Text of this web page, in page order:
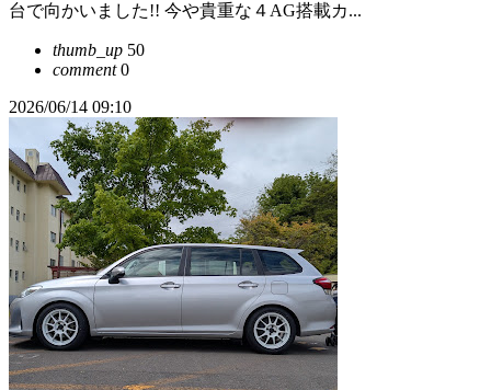
台で向かいました!! 今や貴重な４AG搭載カ...
thumb_up 50
comment0
2026/06/14 09:10